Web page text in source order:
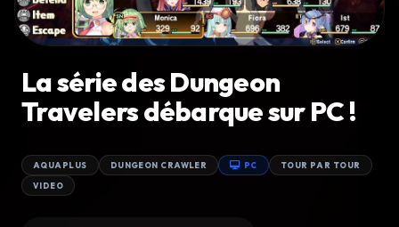
La série des Dungeon
Travelers débarque sur PC !
AQUAPLUS DUNGEON CRAWLER PC TOUR PAR TOUR
VIDEO